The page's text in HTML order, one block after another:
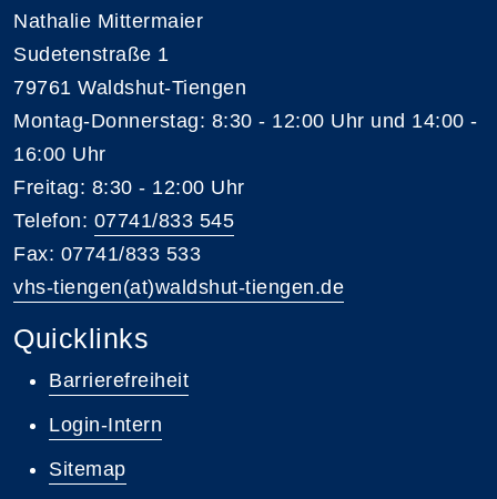
Nathalie Mittermaier
Sudetenstraße 1
79761 Waldshut-Tiengen
Montag-Donnerstag: 8:30 - 12:00 Uhr und 14:00 -
16:00 Uhr
Freitag: 8:30 - 12:00 Uhr
Telefon: 07741/833 545
Fax: 07741/833 533
vhs-tiengen(at)waldshut-tiengen.de
Quicklinks
Barrierefreiheit
Login-Intern
Sitemap